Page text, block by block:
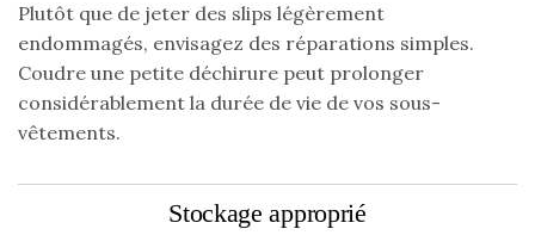
Plutôt que de jeter des slips légèrement
endommagés, envisagez des réparations simples.
Coudre une petite déchirure peut prolonger
considérablement la durée de vie de vos sous-
vêtements.
Stockage approprié